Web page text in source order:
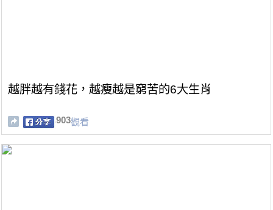
越胖越有錢花，越瘦越是窮苦的6大生肖
903觀看